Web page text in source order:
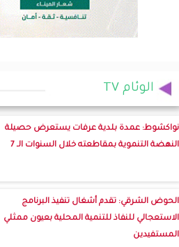
الوئام TV
نواكشوط: عمدة بلدية عرفات يستعرض حصيلة
النهضة التنموية بمقاطعته خلال السنوات الـ 7
الحوض الشرقي: تقدم أشغال تنفيذ البرنامج
الاستعجالي للنفاذ للتنمية المحلية بعيون ممثلي
المستفيدين